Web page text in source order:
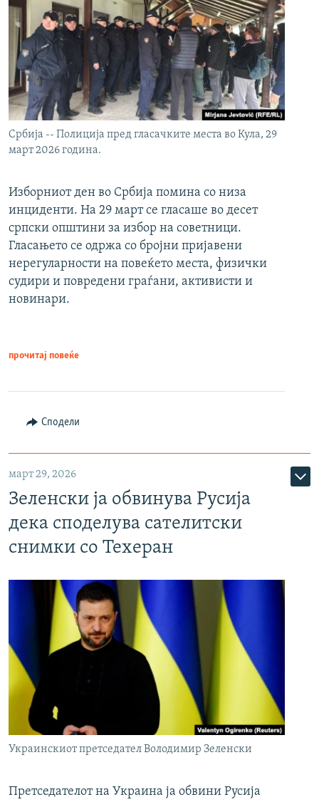
Србија -- Полиција пред гласачките места во Кула, 29
март 2026 година.
Изборниот ден во Србија помина со низа
инциденти. На 29 март се гласаше во десет
српски општини за избор на советници.
Гласањето се одржа со бројни пријавени
нерегуларности на повеќето места, физички
судири и повредени граѓани, активисти и
новинари.
прочитај повеќе
Сподели
март 29, 2026
Зеленски ја обвинува Русија
дека споделува сателитски
снимки со Техеран
Украинскиот претседател Володимир Зеленски
Претседателот на Украина ја обвини Русија